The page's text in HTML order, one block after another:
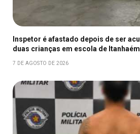
Inspetor é afastado depois de ser
duas crianças em escola de Itanhaém
7 DE AGOSTO DE 2026